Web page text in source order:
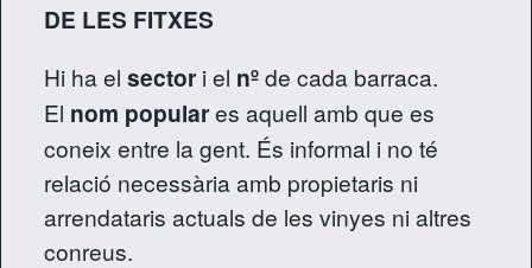
DE LES FITXES
Hi ha el sectori el nºde cada barraca.
El nom populares aquell amb que es
coneix entre la gent. És informal i no té
relació necessària amb propietaris ni
arrendataris actuals de les vinyes ni altres
conreus.